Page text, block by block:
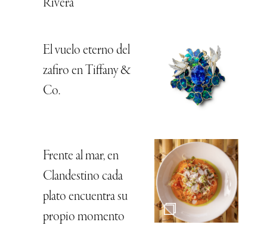
Rivera
El vuelo eterno del
zafiro en Tiffany &
Co.
Frente al mar, en
Clandestino cada
plato encuentra su
propio momento